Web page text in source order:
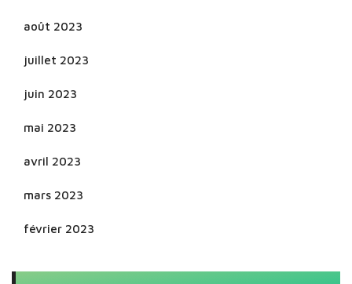
août 2023
juillet 2023
juin 2023
mai 2023
avril 2023
mars 2023
février 2023